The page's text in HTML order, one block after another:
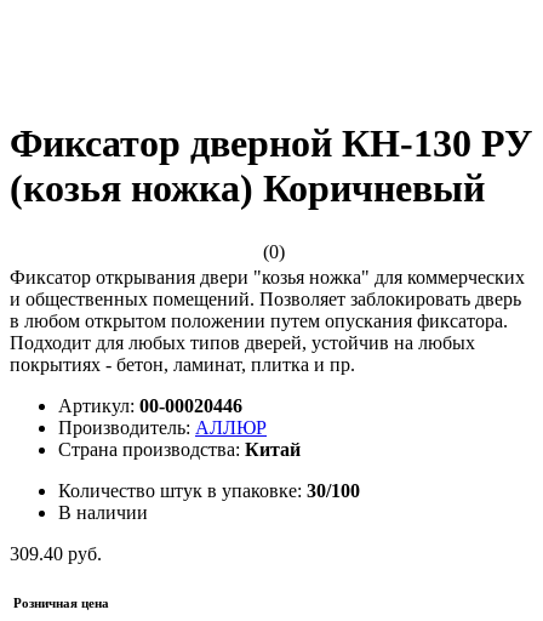
Фиксатор дверной КН-130 РУ
(козья ножка) Коричневый
(0)
Фиксатор открывания двери "козья ножка" для коммерческих
и общественных помещений. Позволяет заблокировать дверь
в любом открытом положении путем опускания фиксатора.
Подходит для любых типов дверей, устойчив на любых
покрытиях - бетон, ламинат, плитка и пр.
Артикул: 00-00020446
Производитель: АЛЛЮР
Страна производства: Китай
Количество штук в упаковке: 30/100
В наличии
309.40 руб.
Розничная цена